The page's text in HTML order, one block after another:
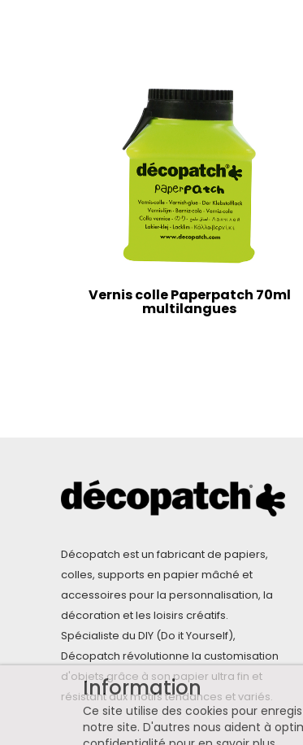
Vernis colle Paperpatch 70ml
multilangues
Décopatch est un fabricant de papiers,
colles, supports en papier mâché et
accessoires pour la personnalisation, la
décoration et les loisirs créatifs.
Spécialiste du DIY (Do it Yourself),
Décopatch révolutionne la customisation
d'objets grâce à son papier ultra fin et
résistant aux motifs tendances et variés.
Information
Ce site utilise des cookies pour
notre site. D'autres nous aident à